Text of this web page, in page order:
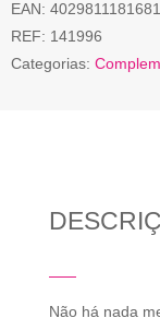
EAN: 4029811181681
REF: 141996
Categorias:
Não há nada